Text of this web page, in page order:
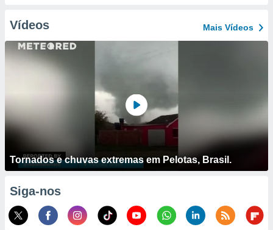
Vídeos Mais Vídeos
Tornados e chuvas extremas em Pelotas, Brasil.
Siga-nos